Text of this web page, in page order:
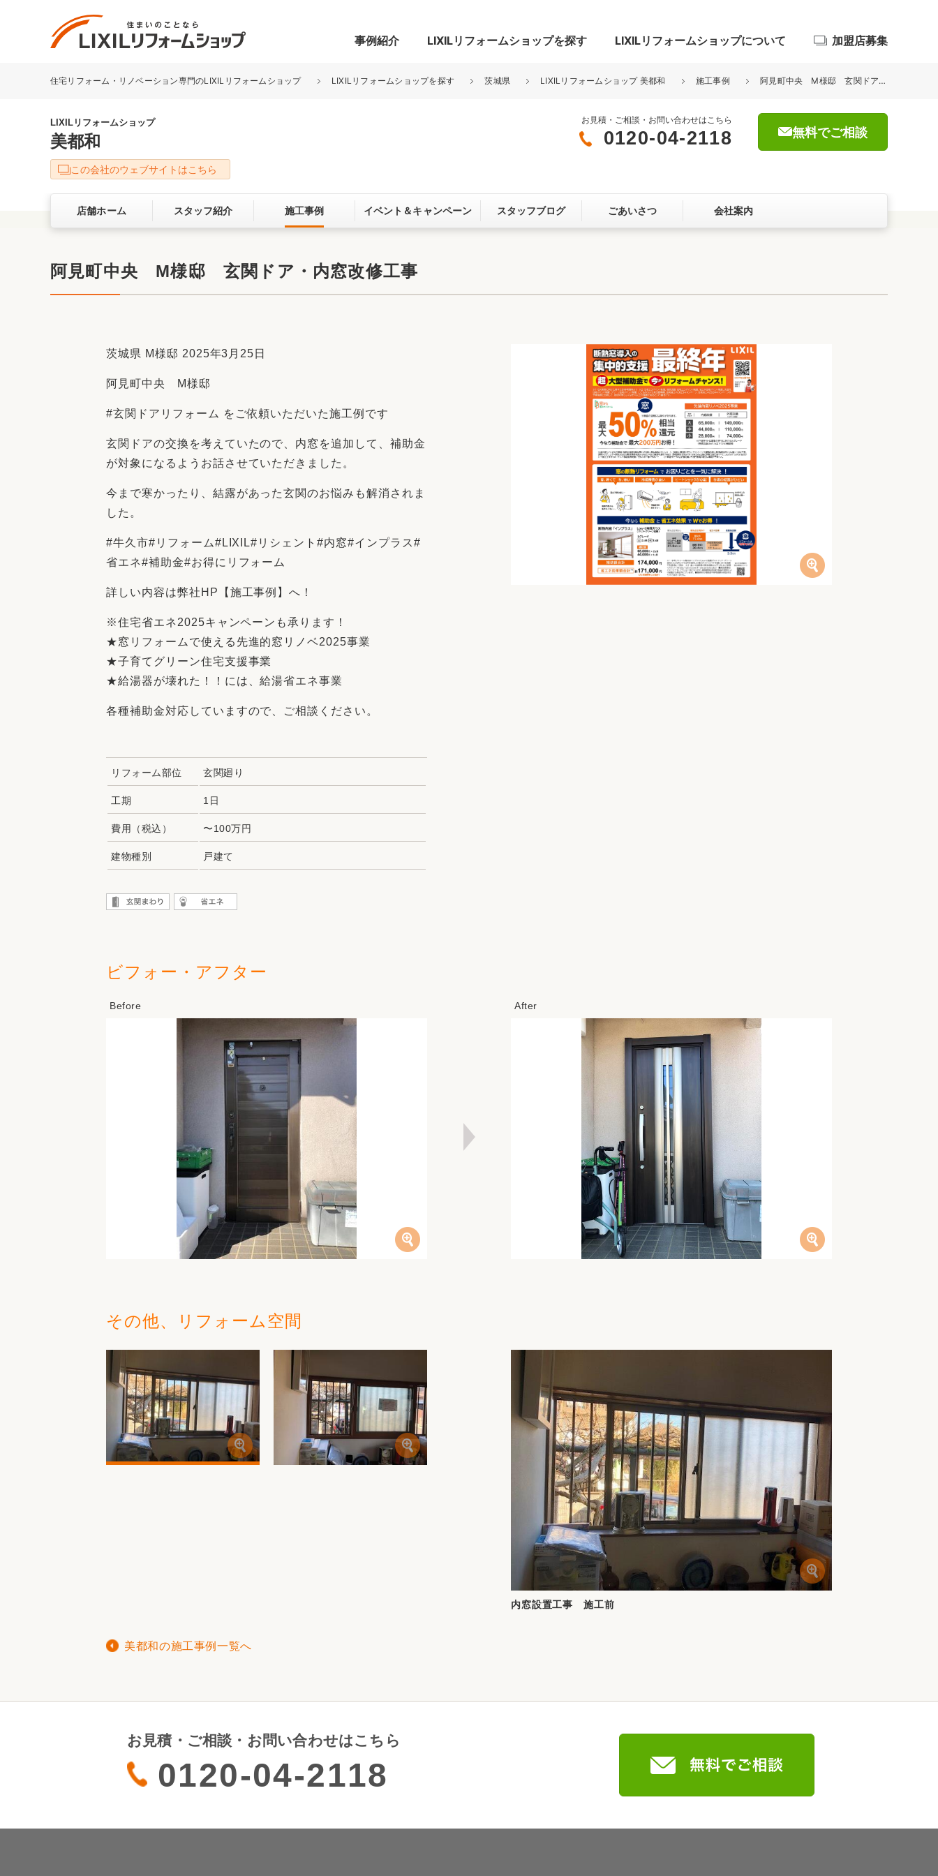
事例紹介
リフォーム事例を探す
キッチン
洗面化粧室 トイレ 玄関まわり 門まわり 屋根・外壁
ベランダ・バルコニー ガーデンスペース カースペース
お客さまの声
LIXILリフォームショップを探す LIXILリフォームショップについて
LIXILリフォームショップについて
サービス向上・品質改善の取り組み お客さま満足度アンケート
ここちいい暮らしをつくる、価値・性能向上
リフォームアクセル
中古物件探しから性能向上リフォームをワン
リフォームお役立ち情報
おすすめ情報
加盟店募集
住宅リフォーム・リノベーション専門のLIXILリフォームショップ LIXILリフォームショップを探す 茨城県 LIXILリフォームショップ 美都和 施工事例 阿見町中央 M様邸 玄関ドア・内窓改修工事
LIXILリフォームショップ
美都和
お見積・ご相談・お問い合わせはこちら
0120-04-2118 無料でご相談
この会社のウェブサイトはこちら
店舗ホーム スタッフ紹介 施工事例 イベント＆キャンペーン スタッフブログ ごあいさつ 会社案内
阿見町中央 M様邸 玄関ドア・内窓改修工事
茨城県 M様邸 2025年3月25日
阿見町中央 M様邸
#玄関ドアリフォーム をご依頼いただいた施工例です
玄関ドアの交換を考えていたので、内窓を追加して、補助金
が対象になるようお話させていただきました。
今まで寒かったり、結露があった玄関のお悩みも解消されま
した。
#牛久市#リフォーム#LIXIL#リシェント#内窓#インプラス#
省エネ#補助金#お得にリフォーム
詳しい内容は弊社HP【施工事例】へ！
※住宅省エネ2025キャンペーンも承ります！
★窓リフォームで使える先進的窓リノベ2025事業
★子育てグリーン住宅支援事業
★給湯器が壊れた！！には、給湯省エネ事業
各種補助金対応していますので、ご相談ください。
リフォーム部位 玄関廻り
工期 1日
費用（税込） 〜100万円
建物種別 戸建て
ビフォー・アフター
その他、リフォーム空間
内窓設置工事 施工前
美都和の施工事例一覧へ
お見積・ご相談・お問い合わせはこちら
0120-04-2118